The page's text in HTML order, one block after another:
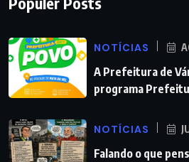
NOTÍCIAS
A Prefeitura de
programa
NOTÍCIAS
Falando o que